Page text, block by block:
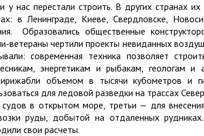
нас перестали строить. В других странах
в Ленинграде, Киеве, Свердловске,
Образовались общественные
ветераны чертили проекты невиданных
современная техника позволяет
энергетикам и рыбакам, геологам и
объемом в тысячи кубометров и
для ледовой разведки на трассах
в открытом море, третьи — для
руды, добытой на отдаленных
свои расчеты.